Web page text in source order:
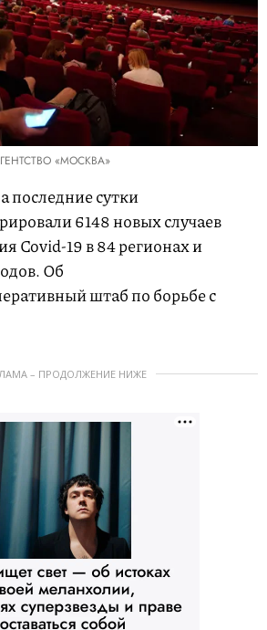
«МОСКВА»
последние сутки
6148 новых случаев
Covid-19 в 84 регионах и
Об
штаб по борьбе с
– ПРОДОЛЖЕНИЕ НИЖЕ